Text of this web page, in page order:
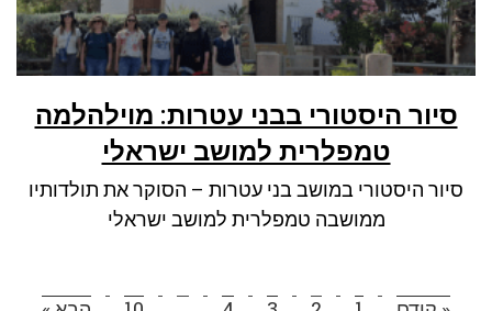
סיור היסטורי בבני עטרות: מוילהלמה
טמפלרית למושב ישראלי
סיור היסטורי במושב בני עטרות – הסוקר את תולדותיו
ממושבה טמפלרית למושב ישראלי